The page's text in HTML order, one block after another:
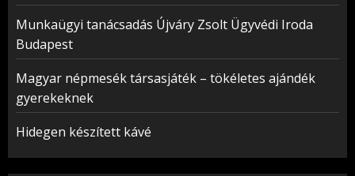
Munkaügyi tanácsadás Újváry Zsolt Ügyvédi Iroda
Budapest
Magyar népmesék társasjáték – tökéletes ajándék
gyerekeknek
Hidegen készített kávé